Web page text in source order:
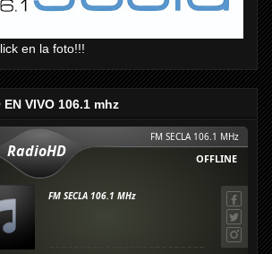
en la foto!!!
EN VIVO 106.1 mhz